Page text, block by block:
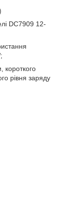
DC7909 12-
короткого
рівня заряду